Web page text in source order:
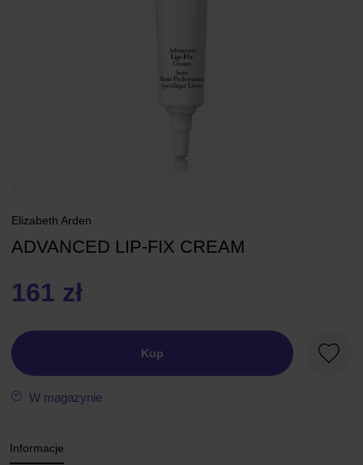
Elizabeth Arden
ADVANCED LIP-FIX CREAM
161 zł
Kup
W magazynie
Informacje